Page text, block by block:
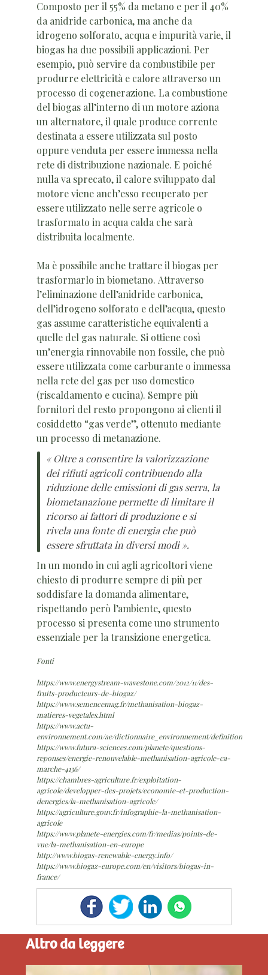
Composto per il 55% da metano e per il 40%
da anidride carbonica, ma anche da
idrogeno solforato, acqua e impurità varie, il
biogas ha due possibili applicazioni. Per
esempio, può servire da combustibile per
produrre elettricità e calore attraverso un
processo di cogenerazione. La combustione
del biogas all’interno di un motore aziona
un alternatore, il quale produce corrente
destinata a essere utilizzata sul posto
oppure venduta per essere immessa nella
rete di distribuzione nazionale. E poiché
nulla va sprecato, il calore sviluppato dal
motore viene anch’esso recuperato per
essere utilizzato nelle serre agricole o
trasformato in acqua calda che sarà
distribuita localmente.
Ma è possibile anche trattare il biogas per
trasformarlo in biometano. Attraverso
l’eliminazione dell’anidride carbonica,
dell’idrogeno solforato e dell’acqua, questo
gas assume caratteristiche equivalenti a
quelle del gas naturale. Si ottiene così
un’energia rinnovabile non fossile, che può
essere utilizzata come carburante o immessa
nella rete del gas per uso domestico
(riscaldamento e cucina). Sempre più
fornitori del resto propongono ai clienti il
cosiddetto “gas verde”, ottenuto mediante
un processo di metanazione.
« Oltre a consentire la valorizzazione
dei rifiuti agricoli contribuendo alla
riduzione delle emissioni di gas serra, la
biometanazione permette di limitare il
ricorso ai fattori di produzione e si
rivela una fonte di energia che può
essere sfruttata in diversi modi ».
In un mondo in cui agli agricoltori viene
chiesto di produrre sempre di più per
soddisfare la domanda alimentare,
rispettando però l’ambiente, questo
processo si presenta come uno strumento
essenziale per la transizione energetica.
Fonti
https://www.energystream-wavestone.com/2012/11/des-
fruits-producteurs-de-biogaz/
https://www.semencemag.fr/methanisation-biogaz-
matieres-vegetales.html
https://www.actu-
environnement.com/ae/dictionnaire_environnement/definition/
https://www.futura-sciences.com/planete/questions-
reponses/energie-renouvelable-methanisation-agricole-ca-
marche-4136/
https://chambres-agriculture.fr/exploitation-
agricole/developper-des-projets/economie-et-production-
denergies/la-methanisation-agricole/
https://agriculture.gouv.fr/infographie-la-methanisation-
agricole
https://www.planete-energies.com/fr/medias/points-de-
vue/la-methanisation-en-europe
http://www.biogas-renewable-energy.info/
https://www.biogaz-europe.com/en/visitors/biogas-in-
france/
Altro da leggere